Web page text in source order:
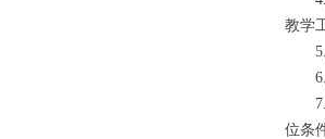
教学
5.
6.具
7.年
位条